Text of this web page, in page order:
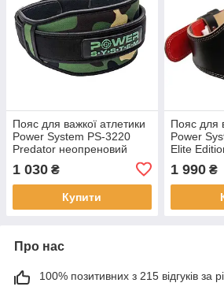
Пояс для важкої атлетики
Power System PS-3220
Predator неопреновий
1 030 ₴
Купити
Пояс для
Power
Elite
1 990₴
Про нас
100% позитивних з 215 відгуків за